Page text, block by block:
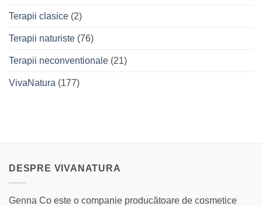
Terapii clasice (2)
Terapii naturiste (76)
Terapii neconventionale (21)
VivaNatura (177)
DESPRE VIVANATURA
Genna Co este o companie producătoare de cosmetice